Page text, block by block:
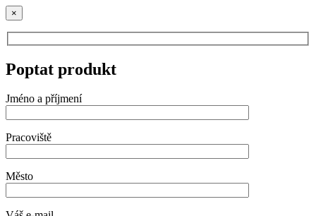
×
Poptat produkt
Jméno a příjmení
Pracoviště
Město